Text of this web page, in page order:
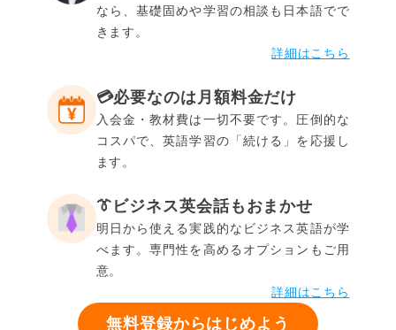
なら、基礎固めや学習の相談も日本語でで
きます。
詳細はこちら
💳️必要なのは月額料金だけ
入会金・教材費は一切不要です。圧倒的な
コスパで、英語学習の「続ける」を応援し
ます。
👔ビジネス英会話もおまかせ
明日から使える実践的なビジネス英語が学
べます。専門性を高めるオプションもご用
意。
詳細はこちら
無料登録からはじめよう